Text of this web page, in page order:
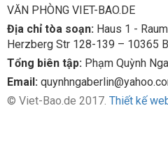
VĂN PHÒNG VIET-BAO.DE
Địa chỉ tòa soạn: Haus 1 -
Herzberg Str 128-139 – 10365
Tổng biên tập: Phạm Quỳnh Nga
Email:
© Viet-Bao.de 2017. Thiết kế